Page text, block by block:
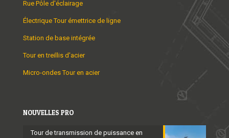
Rue Pôle d'éclairage
Électrique Tour émettrice de ligne
Station de base intégrée
Tour en treillis d'acier
Micro-ondes Tour en acier
NOUVELLES PRO
Tour de transmission de puissance en